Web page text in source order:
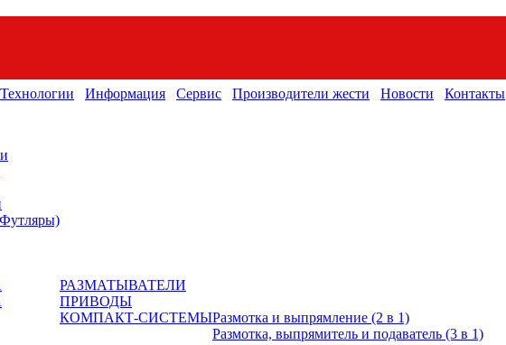
Технологии Информация Сервис Производители жести Новости Контакты
РАЗМАТЫВАТЕЛИ
ПРИВОДЫ
КОМПАКТ-СИСТЕМЫРазмотка и выпрямление (2 в 1)
Размотка, выпрямитель и подаватель (3 в 1)